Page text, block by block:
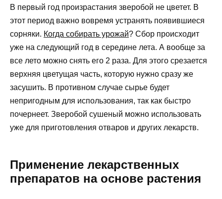
В первый год произрастания зверобой не цветет. В
этот период важно вовремя устранять появившиеся
сорняки. Когда собирать урожай? Сбор происходит
уже на следующий год в середине лета. А вообще за
все лето можно снять его 2 раза. Для этого срезается
верхняя цветущая часть, которую нужно сразу же
засушить. В противном случае сырье будет
непригодным для использования, так как быстро
почернеет. Зверобой сушеный можно использовать
уже для приготовления отваров и других лекарств.
Применение лекарственных
препаратов на основе растения